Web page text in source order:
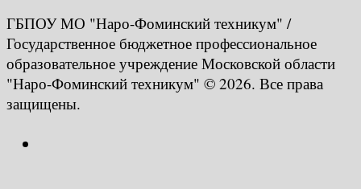
ГБПОУ МО "Наро-Фоминский техникум" /
Государственное бюджетное профессиональное
образовательное учреждение Московской области
"Наро-Фоминский техникум" © 2026. Все права
защищены.